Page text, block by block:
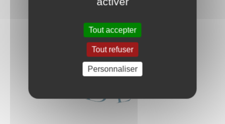
Tout accepter
Tout refuser
Personnaliser